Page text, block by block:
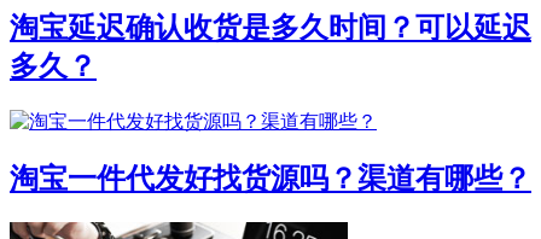
淘宝延迟确认收货是多久时间？可以延迟
多久？
淘宝一件代发好找货源吗？渠道有哪些？